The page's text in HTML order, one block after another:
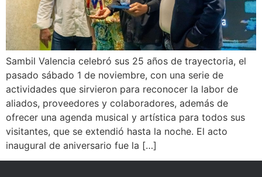
Sambil Valencia celebró sus 25 años de trayectoria, el
pasado sábado 1 de noviembre, con una serie de
actividades que sirvieron para reconocer la labor de
aliados, proveedores y colaboradores, además de
ofrecer una agenda musical y artística para todos sus
visitantes, que se extendió hasta la noche. El acto
inaugural de aniversario fue la […]